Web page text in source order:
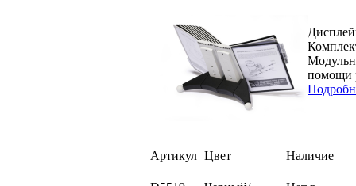
помощи
Артикул Цвет Наличие